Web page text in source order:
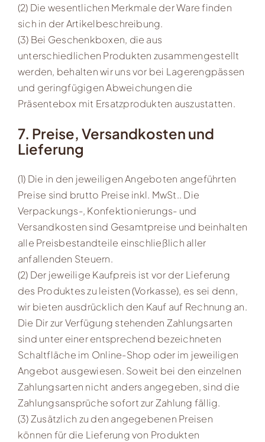
(2) Die wesentlichen Merkmale der Ware finden
sich in der Artikelbeschreibung.
(3) Bei Geschenkboxen, die aus
unterschiedlichen Produkten zusammengestellt
werden, behalten wir uns vor bei Lagerengpässen
und geringfügigen Abweichungen die
Präsentebox mit Ersatzprodukten auszustatten.
7. Preise, Versandkosten und
Lieferung
(1) Die in den jeweiligen Angeboten angeführten
Preise sind brutto Preise inkl. MwSt.. Die
Verpackungs-, Konfektionierungs- und
Versandkosten sind Gesamtpreise und beinhalten
alle Preisbestandteile einschließlich aller
anfallenden Steuern.
(2) Der jeweilige Kaufpreis ist vor der Lieferung
des Produktes zu leisten (Vorkasse), es sei denn,
wir bieten ausdrücklich den Kauf auf Rechnung an.
Die Dir zur Verfügung stehenden Zahlungsarten
sind unter einer entsprechend bezeichneten
Schaltfläche im Online-Shop oder im jeweiligen
Angebot ausgewiesen. Soweit bei den einzelnen
Zahlungsarten nicht anders angegeben, sind die
Zahlungsansprüche sofort zur Zahlung fällig.
(3) Zusätzlich zu den angegebenen Preisen
können für die Lieferung von Produkten